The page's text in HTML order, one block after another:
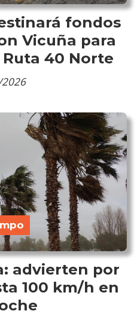
fondos
Vicuña para
40 Norte
advierten por
100 km/h en